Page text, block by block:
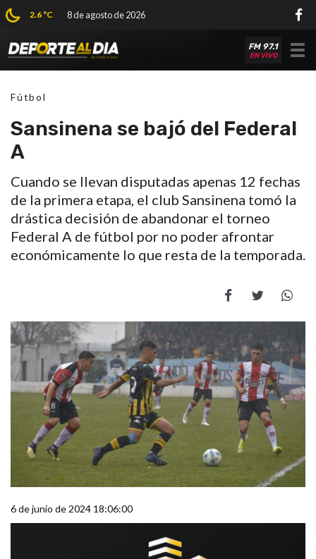
2.6 ºC 8 de agosto de 2026
FM 97.1
EN VIVO
Fútbol
Sansinena se bajó del Federal
A
Cuando se llevan disputadas apenas 12 fechas
de la primera etapa, el club Sansinena tomó la
drástica decisión de abandonar el torneo
Federal A de fútbol por no poder afrontar
económicamente lo que resta de la temporada.
6 de junio de 2024 18:06:00